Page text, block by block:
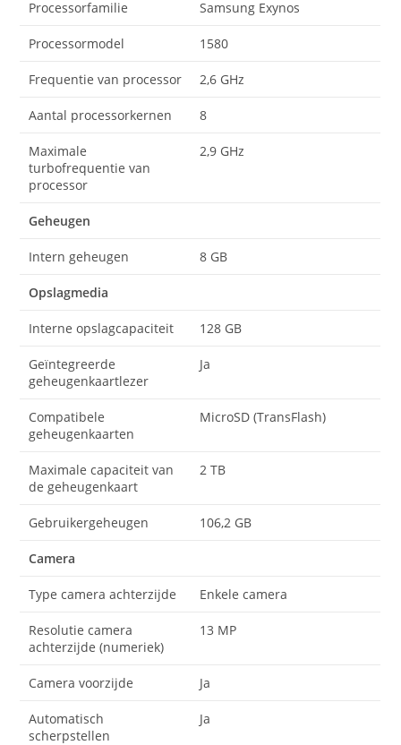
Processorfamilie Samsung Exynos
Processormodel 1580
Frequentie van processor 2,6 GHz
Aantal processorkernen 8
Maximale
turbofrequentie van
processor
2,9 GHz
Geheugen
Intern geheugen 8 GB
Opslagmedia
Interne opslagcapaciteit 128 GB
Geïntegreerde
geheugenkaartlezer
Ja
Compatibele
geheugenkaarten
MicroSD (TransFlash)
Maximale capaciteit van
de geheugenkaart
2 TB
Gebruikergeheugen 106,2 GB
Camera
Type camera achterzijde Enkele camera
Resolutie camera
achterzijde (numeriek)
13 MP
Camera voorzijde Ja
Automatisch
scherpstellen
Ja